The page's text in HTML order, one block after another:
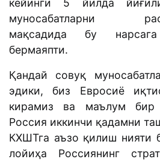
кейинги 5 йилда
муносабатларни
мақсадида бу
бермаяпти.
Қандай совуқ
эдики, биз Евросиё
кирамиз ва маълум бир
Россия иккинчи қадамни
КХШТга аъзо қилиш нияти
лойиҳа Россиянинг